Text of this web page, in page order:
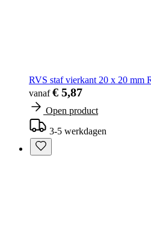
RVS staf vierkant 20 x 20 mm
vanaf€ 5,87
Open product
3-5 werkdagen